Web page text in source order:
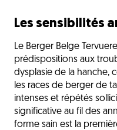
Les sensibilités
Le Berger Belge
prédispositions aux
dysplasie de la hanche,
les races de berger de
intenses et répétés
significative au fil des
forme sain est la